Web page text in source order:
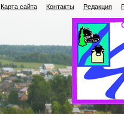
Карта сайта Контакты Редакция